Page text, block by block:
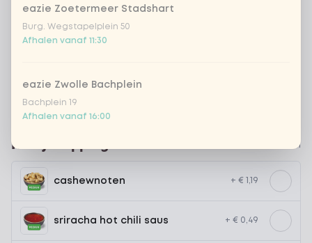
kikkererwten
Kies je toppings 0 van 0 gekozen
cashewnoten + € 1,19
sriracha hot chili saus + € 0,49
eazie Zoetermeer Stadshart
Burg. Wegstapelplein 50
Afhalen vanaf 11:30
eazie Zwolle Bachplein
Bachplein 19
Afhalen vanaf 16:00